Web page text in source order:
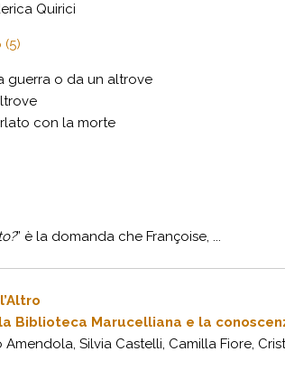
Quirici
(5)
guerra o da un altrove
con la morte
” è la domanda che Françoise, ...
Biblioteca Marucelliana e la
Amendola, Silvia Castelli, Camilla Fiore,